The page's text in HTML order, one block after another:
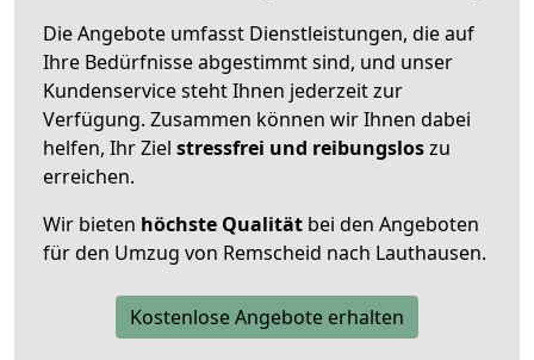
Die Angebote umfasst Dienstleistungen, die auf
Ihre Bedürfnisse abgestimmt sind, und unser
Kundenservice steht Ihnen jederzeit zur
Verfügung. Zusammen können wir Ihnen dabei
helfen, Ihr Ziel stressfrei und reibungsloszu
erreichen.
Wir bieten höchste Qualität bei den Angeboten
für den Umzug von Remscheid nach Lauthausen.
Kostenlose Angebote erhalten